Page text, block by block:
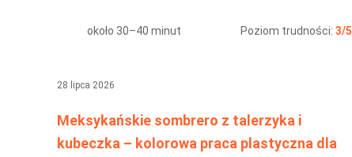
około 30–40 minut Poziom trudności:3/5
28 lipca 2026
Meksykańskie sombrero z talerzyka i
kubeczka – kolorowa praca plastyczna dla